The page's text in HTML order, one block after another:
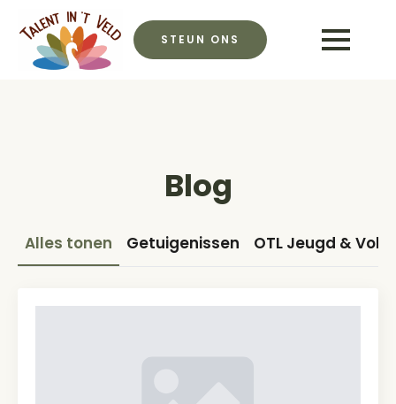
STEUN ONS
Blog
Alles tonen Getuigenissen OTL Jeugd &